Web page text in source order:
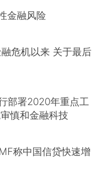
金融风险
危机以来 关于最后
部署2020年重点工
慎和金融科技
称中国信贷快速增